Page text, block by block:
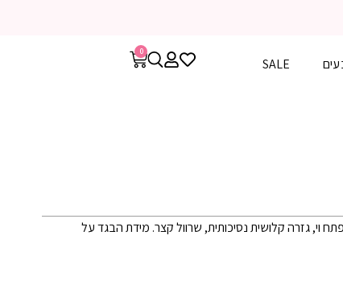
SALE
0
וי, גזרה קלושית נסיכותית, שרוול קצר. מידת הבגד על